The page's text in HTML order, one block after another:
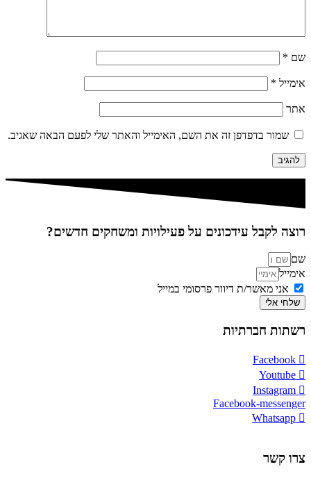
שם *
אימייל *
אתר
שמור בדפדפן זה את השם, האימייל והאתר שלי לפעם הבאה שאגיב.
רוצה לקבל עידכונים על פעילויות ומשחקים חדשים?
שם
אימייל
אני מאשר/ת דיוור פרסומי במייל
שלחי אלי
רשתות חברתיות
Facebook
Youtube
Instagram
Facebook-messenger
Whatsapp
צרו קשר